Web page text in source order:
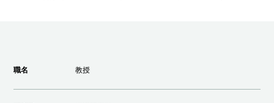
職名 教授